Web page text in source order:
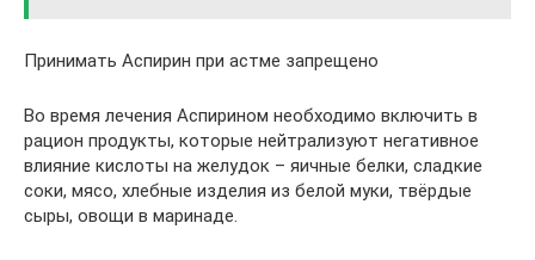
Принимать Аспирин при астме запрещено
Во время лечения Аспирином необходимо включить в
рацион продукты, которые нейтрализуют негативное
влияние кислоты на желудок – яичные белки, сладкие
соки, мясо, хлебные изделия из белой муки, твёрдые
сыры, овощи в маринаде.